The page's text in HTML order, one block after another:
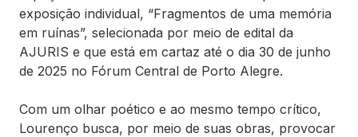
exposição individual, “Fragmentos de uma memória
em ruínas”, selecionada por meio de edital da
AJURIS e que está em cartaz até o dia 30 de junho
de 2025 no Fórum Central de Porto Alegre.
Com um olhar poético e ao mesmo tempo crítico,
Lourenço busca, por meio de suas obras, provocar